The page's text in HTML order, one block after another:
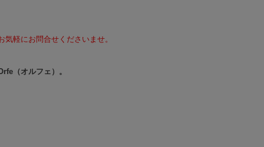
軽にお問合せくださいませ。
（オルフェ）。